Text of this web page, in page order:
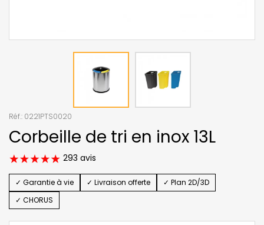
Réf.: 0221PTS0020
Corbeille de tri en inox 13L
293 avis
✓ Garantie à vie ✓ Livraison offerte
✓ Plan 2D/3D
✓ CHORUS